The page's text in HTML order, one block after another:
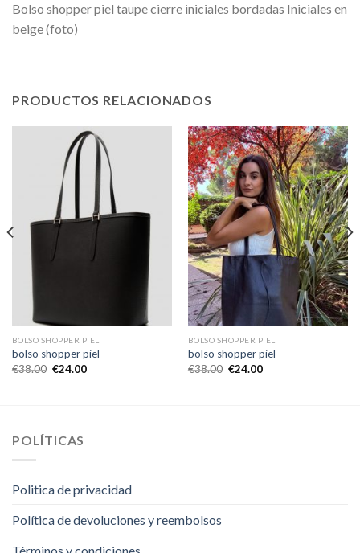
Bolso shopper piel taupe cierre iniciales bordadas Iniciales en
beige (foto)
PRODUCTOS RELACIONADOS
BOLSO SHOPPER PIEL
bolso shopper piel
€38.00 €24.00
BOLSO SHOPPER PIEL
bolso shopper piel
€38.00 €24.00
POLÍTICAS
Politica de privacidad
Política de devoluciones y reembolsos